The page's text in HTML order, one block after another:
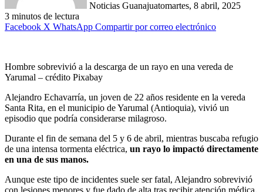
Noticias Guanajuatomartes, 8 abril, 2025
3 minutos de lectura
Facebook X WhatsApp Compartir por correo electrónico
Hombre sobrevivió a la descarga de un rayo en una vereda de
Yarumal – crédito Pixabay
Alejandro Echavarría, un joven de 22 años residente en la vereda
Santa Rita, en el municipio de Yarumal (Antioquia), vivió un
episodio que podría considerarse milagroso.
Durante el fin de semana del 5 y 6 de abril, mientras buscaba refugio
de una intensa tormenta eléctrica, un rayo lo impactó directamente
en una de sus manos.
Aunque este tipo de incidentes suele ser fatal, Alejandro sobrevivió